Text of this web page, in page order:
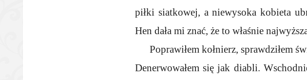
piłki siatkowej, a niewysoka kobieta
Hen dała mi znać, że to właśnie
Poprawiłem kołnierz, sprawdziłem
Denerwowałem się jak diabli.